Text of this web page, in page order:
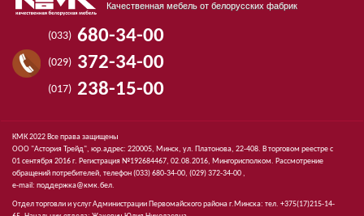
Качественная мебель от белорусских фабрик
(033) 680-34-00
(029) 372-34-00
(017) 238-15-00
КМК 2022 Все права защищены
ООО "Астория Трейд", юр.адрес: 220005, Минск, ул. Платонова, 22-408. В торговом реестре с
01 сентября 2016 г. Регистрация №192684467, 02.08.2016, Мингорисполком. Рассмотрение
обращений потребителей, телефон(033)680-34-00, (029)372-34-00 ,
e-mail: поддержка@кмк.бел.
Отдел торговли и услуг Администрации Первомайского района г.Минска: тел. +375(17)215-14-